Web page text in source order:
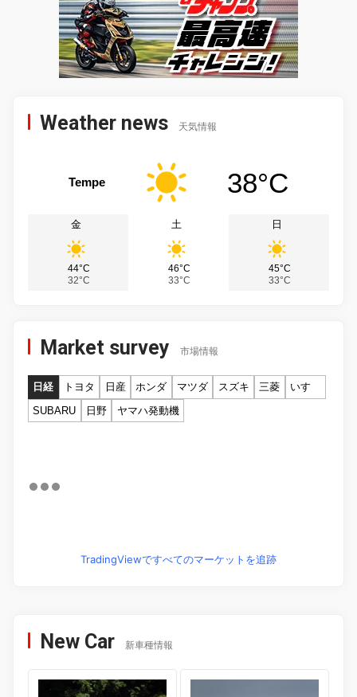
Weather news 天気情報
Tempe 38°C
金
44°C
32°C
土
46°C
33°C
日
45°C
33°C
Market survey 市場情報
日経 トヨタ 日産 ホンダ マツダ スズキ 三菱
いすゞ
SUBARU
日野 ヤマハ発動機
TradingViewですべてのマーケットを追跡
New Car 新車種情報